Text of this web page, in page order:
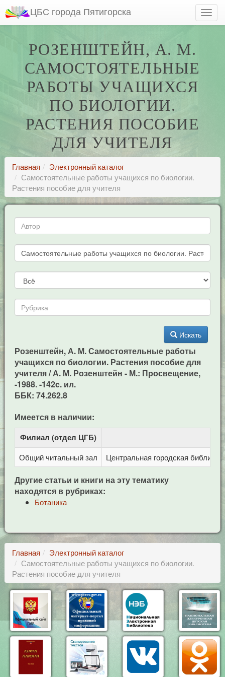
ЦБС города Пятигорска
РОЗЕНШТЕЙН, А. М.
САМОСТОЯТЕЛЬНЫЕ
РАБОТЫ УЧАЩИХСЯ
ПО БИОЛОГИИ.
РАСТЕНИЯ ПОСОБИЕ
ДЛЯ УЧИТЕЛЯ
Главная
Электронный каталог
Самостоятельные работы учащихся по биологии.
Растения пособие для учителя
Искать
Розенштейн, А. М. Самостоятельные работы
учащихся по биологии. Растения пособие для
учителя / А. М. Розенштейн - М.: Просвещение,
-1988. -142c. ил.
ББК: 74.262.8
Имеется в наличии:
Филиал (отдел ЦГБ)
Общий читальный зал Центральная городская
Другие статьи и книги на эту тематику
находятся в рубриках:
Ботаника
Главная
Электронный каталог
Самостоятельные работы учащихся по биологии.
Растения пособие для учителя